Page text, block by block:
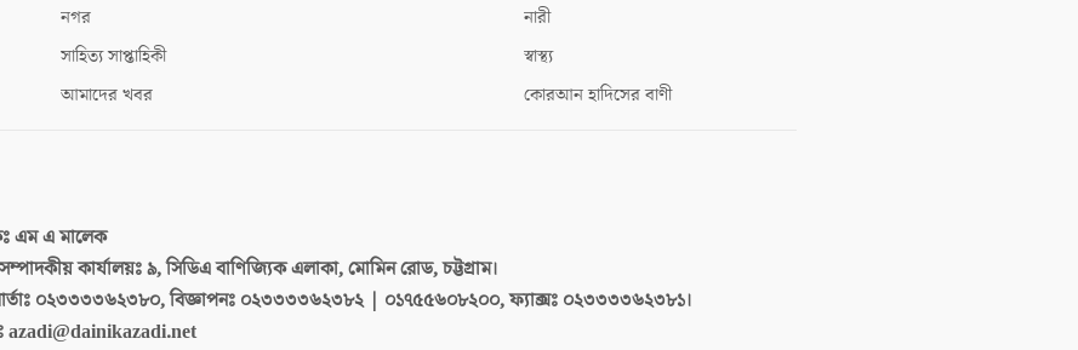
নগর
সাহিত্য সাপ্তাহিকী
আমাদের খবর
নারী
স্বাস্থ্য
কোরআন হাদিসের বাণী
এম এ মালেক
কার্যালয়ঃ৯, সিডিএ বাণিজ্যিক এলাকা, মোমিন রোড, চট্টগ্রাম।
০২৩৩৩৩৬২৩৮০, বিজ্ঞাপনঃ ০২৩৩৩৩৬২৩৮২ | ০১৭৫৫৬০৮২০০, ফ্যাক্সঃ ০২৩৩৩৩৬২৩৮১।
azadi@dainikazadi.net